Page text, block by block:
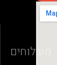
משלוחים